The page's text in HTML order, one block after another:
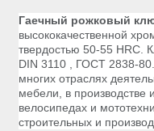
Гаечный рожковый
высококачественной
твердостью 50-55 HRС.
DIN 3110 , ГОСТ 2838-
многих отраслях
мебели, в производстве
велосипедах и
строительных и